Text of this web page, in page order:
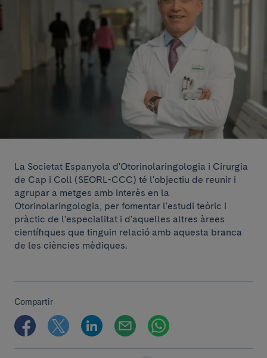
La Societat Espanyola d'Otorinolaringologia i Cirurgia
de Cap i Coll (SEORL-CCC) té l'objectiu de reunir i
agrupar a metges amb interès en la
Otorinolaringologia, per fomentar l'estudi teòric i
pràctic de l'especialitat i d'aquelles altres àrees
científiques que tinguin relació amb aquesta branca
de les ciències mèdiques.
Compartir